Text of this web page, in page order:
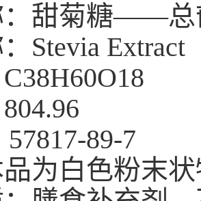
：甜菊糖——总
Stevia Extract
89-7
为白色粉末